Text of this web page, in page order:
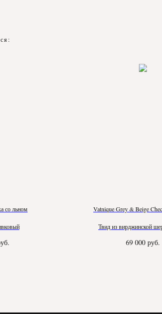
со льном Vatnique Grey & Beige
Твид из вирджинской
69 000 руб.